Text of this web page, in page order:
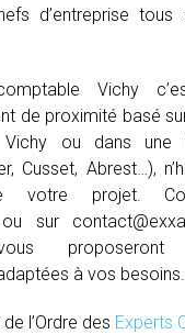
d’entreprise tous
comptable Vichy
de proximité basé
ou dans une
Cusset, Abrest…),
projet.
sur
à vos besoins.
l’Ordre des Experts